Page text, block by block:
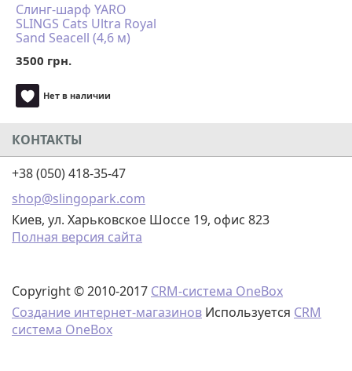
Слинг-шарф YARO
SLINGS Cats Ultra Royal
Sand Seacell (4,6 м)
3500 грн.
Нет в наличии
КОНТАКТЫ
+38 (050) 418-35-47
shop@slingopark.com
Киев, ул. Харьковское Шоссе 19, офис 823
Полная версия сайта
Copyright © 2010-2017 CRM-система OneBox
Создание интернет-магазинов Используется CRM
система OneBox